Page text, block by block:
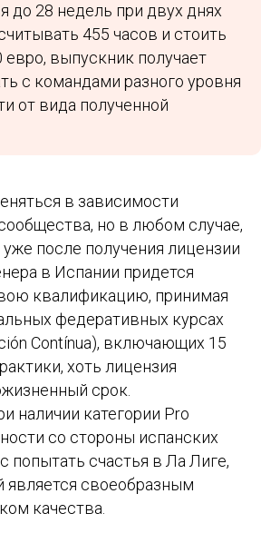
до 28 недель при двух днях
455 часов и стоить
евро, выпускник получает
с командами разного уровня
от вида полученной
в зависимости
но в любом случае,
после получения лицензии
в Испании придется
квалификацию, принимая
федеративных курсах
Contínua), включающих 15
хоть лицензия
срок.
наличии категории Pro
со стороны испанских
попытать счастья в Ла Лиге,
является своеобразным
качества.